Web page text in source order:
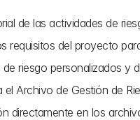
de las actividades de
del proyecto
riesgo personalizados y
Archivo de Gestión de
directamente en los